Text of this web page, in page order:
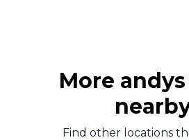
More
Find other locations